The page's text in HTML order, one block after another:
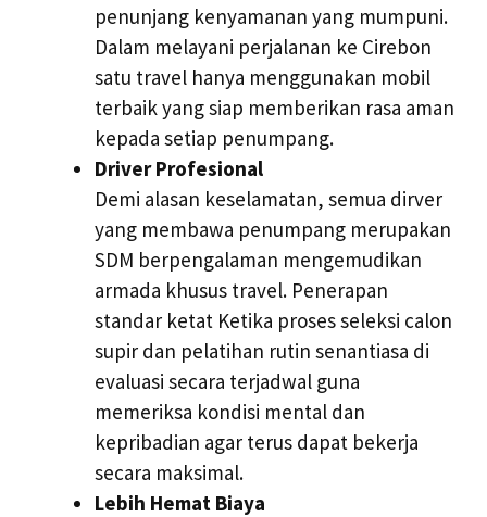
penunjang kenyamanan yang mumpuni.
Dalam melayani perjalanan ke Cirebon
satu travel hanya menggunakan mobil
terbaik yang siap memberikan rasa aman
kepada setiap penumpang.
Driver Profesional
Demi alasan keselamatan, semua dirver
yang membawa penumpang merupakan
SDM berpengalaman mengemudikan
armada khusus travel. Penerapan
standar ketat Ketika proses seleksi calon
supir dan pelatihan rutin senantiasa di
evaluasi secara terjadwal guna
memeriksa kondisi mental dan
kepribadian agar terus dapat bekerja
secara maksimal.
Lebih Hemat Biaya